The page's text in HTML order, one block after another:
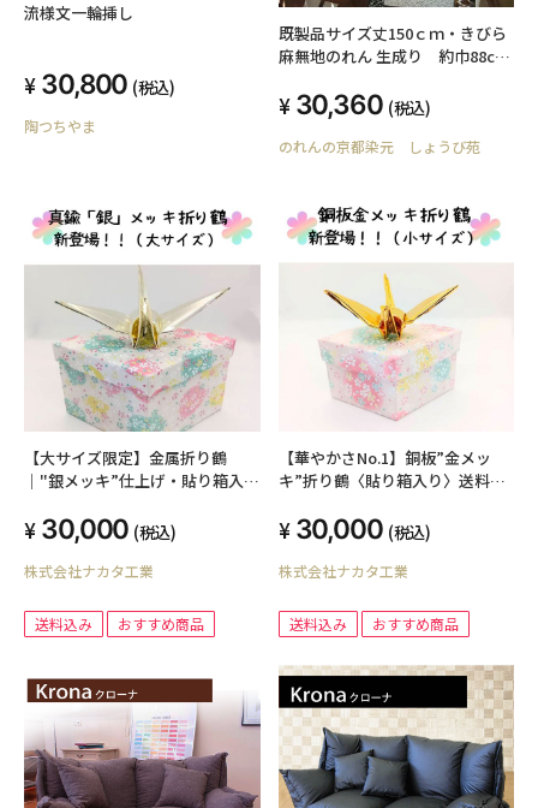
流様文一輪挿し
30,800 (税込)
陶つちやま
既製品サイズ丈150ｃｍ・きびら
麻無地のれん 生成り 約巾88cm
地のれん おしゃれ ナチュラル素
材 【国産 麻 和風 のれん 暖簾 贈
り物 日本製 アジアン お祝い 父の
30,360 (税込)
のれんの京都染元 しょうび苑
【大サイズ限定】金属折り鶴
｜"銀メッキ”仕上げ・貼り箱入り
30,000 (税込)
株式会社ナカタ工業
送料込み おすすめ商品
【華やかさNo.1】銅板”金メッ
キ”折り鶴〈貼り箱入り〉送料込
30,000 (税込)
株式会社ナカタ工業
送料込み おすすめ商品